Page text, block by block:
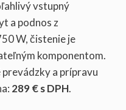
vstupný
a podnos z
W, čistenie je
komponentom.
a prípravu
289 € s DPH.